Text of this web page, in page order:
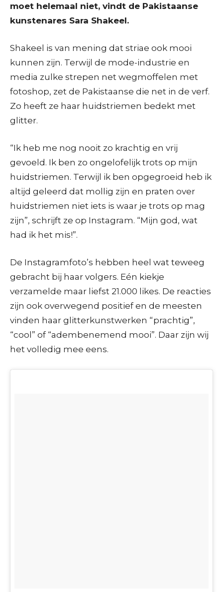
moet helemaal niet, vindt de Pakistaanse
kunstenares Sara Shakeel.
Shakeel is van mening dat striae ook mooi
kunnen zijn. Terwijl de mode-industrie en
media zulke strepen net wegmoffelen met
fotoshop, zet de Pakistaanse die net in de verf.
Zo heeft ze haar huidstriemen bedekt met
glitter.
“Ik heb me nog nooit zo krachtig en vrij
gevoeld. Ik ben zo ongelofelijk trots op mijn
huidstriemen. Terwijl ik ben opgegroeid heb ik
altijd geleerd dat mollig zijn en praten over
huidstriemen niet iets is waar je trots op mag
zijn”, schrijft ze op Instagram. “Mijn god, wat
had ik het mis!”.
De Instagramfoto’s hebben heel wat teweeg
gebracht bij haar volgers. Eén kiekje
verzamelde maar liefst 21.000 likes. De reacties
zijn ook overwegend positief en de meesten
vinden haar glitterkunstwerken “prachtig”,
“cool” of “adembenemend mooi”. Daar zijn wij
het volledig mee eens.